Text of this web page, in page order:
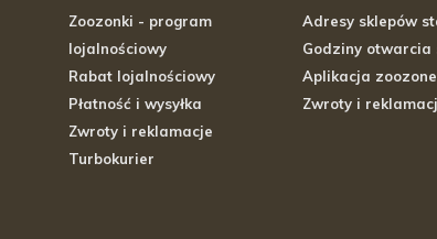
Zoozonki - program
lojalnościowy
Rabat lojalnościowy
Płatność i wysyłka
Zwroty i reklamacje
Turbokurier
Adresy sklepów
Godziny otwarcia
Aplikacja
Zwroty i